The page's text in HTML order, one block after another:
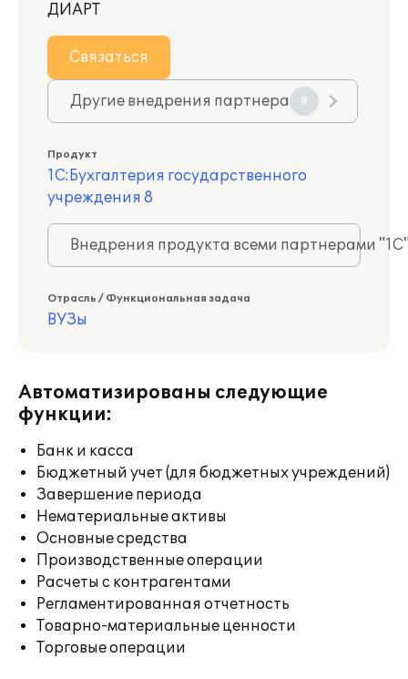
ДИАРТ
Связаться
Другие внедрения партнера 8
Продукт
1С:Бухгалтерия государственного
учреждения 8
Внедрения продукта всеми партнерами
Отрасль / Функциональная задача
ВУЗы
Автоматизированы следующие
функции:
Банк и касса
Бюджетный учет (для бюджетных учреждений)
Завершение периода
Нематериальные активы
Основные средства
Производственные операции
Расчеты с контрагентами
Регламентированная отчетность
Товарно-материальные ценности
Торговые операции